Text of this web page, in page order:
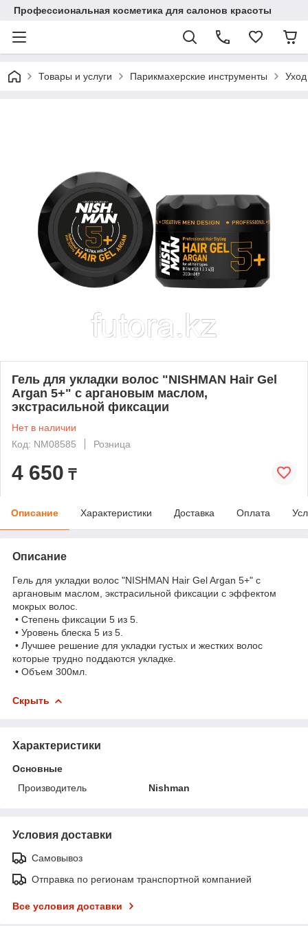
Профессиональная косметика для салонов красоты
Товары и услуги Парикмахерские инструменты
Гель для укладки волос "NISHMAN Hair Gel
Argan 5+" с аргановым маслом,
экстрасильной фиксации
Нет в наличии
Код: NM08585
Розница
4 650 ₸
Описание Характеристики Доставка Оплата
Описание
Гель для укладки волос "NISHMAN Hair Gel Argan 5+" с
аргановым маслом, экстрасильной фиксации с эффектом
мокрых волос.
• Степень фиксации 5 из 5.
• Уровень блеска 5 из 5.
• Лучшее решение для укладки густых и жестких волос
которые трудно поддаются укладке.
• Объем 300мл.
Скрыть
Характеристики
Основные
Производитель
Nishman
Условия доставки
Самовывоз
Отправка по регионам транспортной компанией
Все условия доставки